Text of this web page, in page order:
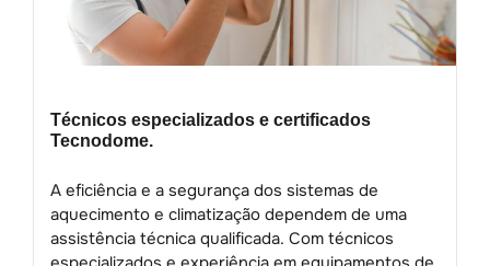
Técnicos especializados e certificados
Tecnodome.
A eficiência e a segurança dos sistemas de
aquecimento e climatização dependem de uma
assistência técnica qualificada. Com técnicos